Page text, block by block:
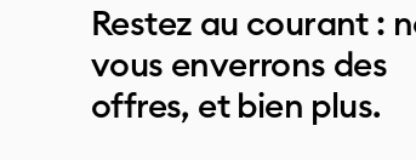
Restez au courant :
vous enverrons des
offres, et bien plus.